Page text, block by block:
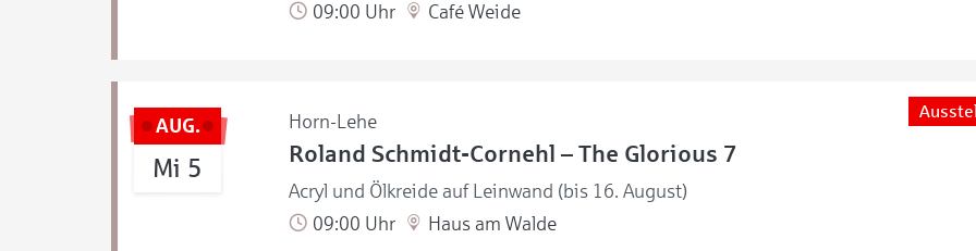
09:00 Uhr
Café Weide
AUG.
Mi 5
Horn-Lehe
Roland Schmidt-Cornehl – The Glorious 7
Acryl und Ölkreide auf Leinwand (bis 16. August)
09:00 Uhr
Haus am Walde